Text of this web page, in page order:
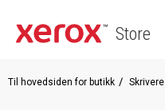
Store
Til hovedsiden for butikk Skrivere